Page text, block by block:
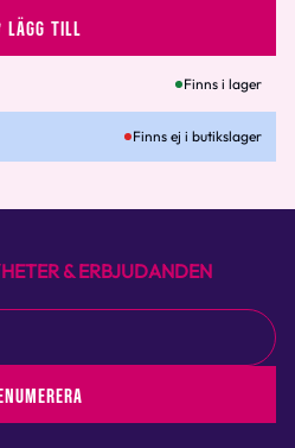
LÄGG TILL
Finns i lager
Finns ej i butikslager
& ERBJUDANDEN